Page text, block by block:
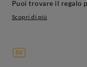
Puoi trovare il regalo
Scopri di più